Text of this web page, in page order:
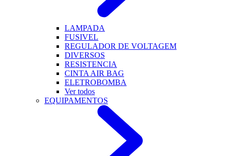
LAMPADA
FUSIVEL
REGULADOR DE VOLTAGEM
DIVERSOS
RESISTENCIA
CINTA AIR BAG
ELETROBOMBA
Ver todos
EQUIPAMENTOS